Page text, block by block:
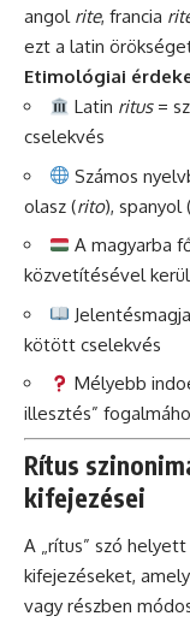
angol rite, francia
ezt a latin
Etimológiai
Latin ritus=
cselekvés
Számos
olasz (rito), spanyol (
A magyarba
közvetítésével
kötött cselekvés
Mélyebb
illesztés”
Rítus
kifejezései
A „rítus” szó
kifejezéseket,
vagy részben